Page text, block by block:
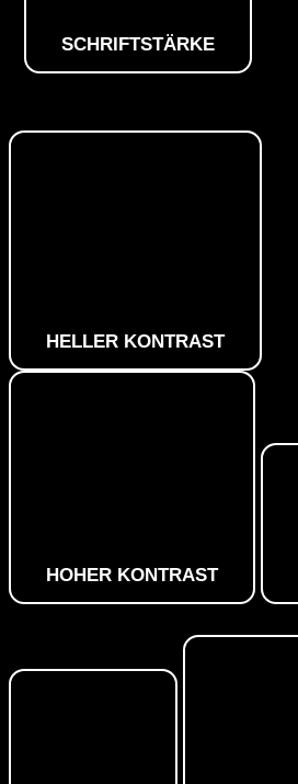
SCHRIFTSTÄRKE
HELLER KONTRAST
HOHER KONTRAST